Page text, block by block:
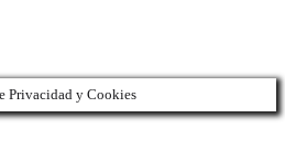
Privacidad y Cookies